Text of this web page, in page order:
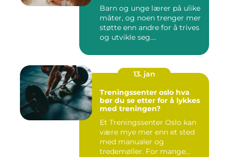
Barn og unge lærer på ulike
måter, og noen trenger mer
støtte enn andre for å trives
og utvikle seg....
13. jan
Treningssenter oslo hva
bør du se etter for å lykkes
med treningen?
Et Treningssenter Oslo kan
være mye mer enn et sted
med manualer og
tredemøller. For mange